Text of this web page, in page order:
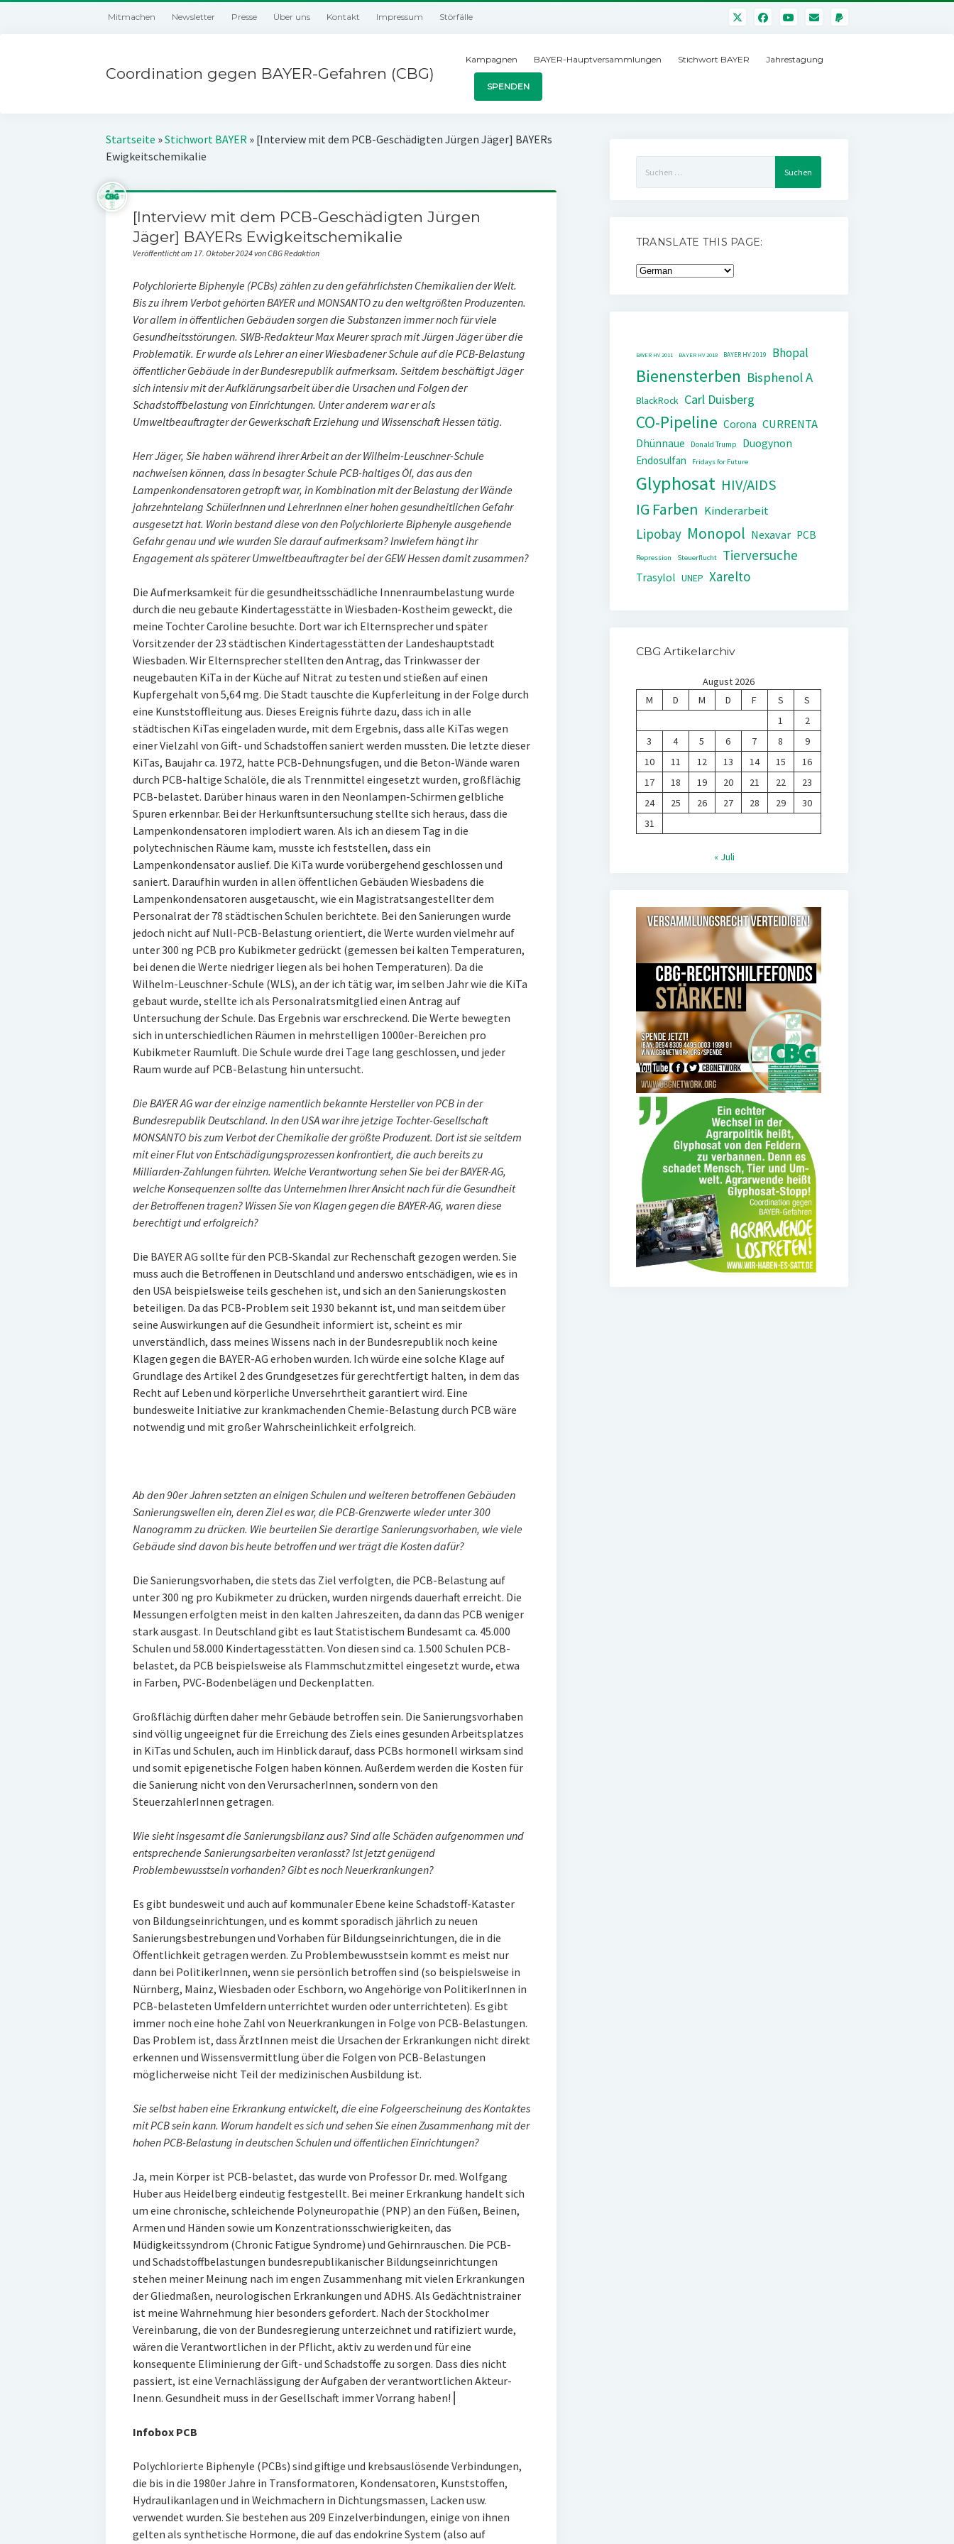
Mitmachen Newsletter Presse Über uns Kontakt Impressum Störfälle
Coordination gegen BAYER-Gefahren (CBG)
Kampagnen BAYER-Hauptversammlungen Stichwort BAYER Jahrestagung
SPENDEN
Startseite »Stichwort BAYER » [Interview mit dem PCB-Geschädigten Jürgen Jäger] BAYERs
Ewigkeitschemikalie
[Interview mit dem PCB-Geschädigten Jürgen
Jäger] BAYERs Ewigkeitschemikalie
Veröffentlicht am 17. Oktober 2024 von CBG Redaktion
Polychlorierte Biphenyle (PCBs) zählen zu den gefährlichsten Chemikalien der Welt.
Bis zu ihrem Verbot gehörten BAYER und MONSANTO zu den weltgrößten Produzenten.
Vor allem in öffentlichen Gebäuden sorgen die Substanzen immer noch für viele
Gesundheitsstörungen. SWB-Redakteur Max Meurer sprach mit Jürgen Jäger über die
Problematik. Er wurde als Lehrer an einer Wiesbadener Schule auf die PCB-Belastung
öffentlicher Gebäude in der Bundesrepublik aufmerksam. Seitdem beschäftigt Jäger
sich intensiv mit der Aufklärungsarbeit über die Ursachen und Folgen der
Schadstoffbelastung von Einrichtungen. Unter anderem war er als
Umweltbeauftragter der Gewerkschaft Erziehung und Wissenschaft Hessen tätig.
Herr Jäger, Sie haben während ihrer Arbeit an der Wilhelm-Leuschner-Schule
nachweisen können, dass in besagter Schule PCB-haltiges Öl, das aus den
Lampenkondensatoren getropft war, in Kombination mit der Belastung der Wände
jahrzehntelang SchülerInnen und LehrerInnen einer hohen gesundheitlichen Gefahr
ausgesetzt hat. Worin bestand diese von den Polychlorierte Biphenyle ausgehende
Gefahr genau und wie wurden Sie darauf aufmerksam? Inwiefern hängt ihr
Engagement als späterer Umweltbeauftragter bei der GEW Hessen damit zusammen?
Die Aufmerksamkeit für die gesundheitsschädliche Innenraumbelastung wurde
durch die neu gebaute Kindertagesstätte in Wiesbaden-Kostheim geweckt, die
meine Tochter Caroline besuchte. Dort war ich Elternsprecher und später
Vorsitzender der 23 städtischen Kindertagesstätten der Landeshauptstadt
Wiesbaden. Wir Elternsprecher stellten den Antrag, das Trinkwasser der
neugebauten KiTa in der Küche auf Nitrat zu testen und stießen auf einen
Kupfergehalt von 5,64 mg. Die Stadt tauschte die Kupferleitung in der Folge durch
eine Kunststoffleitung aus. Dieses Ereignis führte dazu, dass ich in alle
städtischen KiTas eingeladen wurde, mit dem Ergebnis, dass alle KiTas wegen
einer Vielzahl von Gift- und Schadstoffen saniert werden mussten. Die letzte dieser
KiTas, Baujahr ca. 1972, hatte PCB-Dehnungsfugen, und die Beton-Wände waren
durch PCB-haltige Schalöle, die als Trennmittel eingesetzt wurden, großflächig
PCB-belastet. Darüber hinaus waren in den Neonlampen-Schirmen gelbliche
Spuren erkennbar. Bei der Herkunftsuntersuchung stellte sich heraus, dass die
Lampenkondensatoren implodiert waren. Als ich an diesem Tag in die
polytechnischen Räume kam, musste ich feststellen, dass ein
Lampenkondensator auslief. Die KiTa wurde vorübergehend geschlossen und
saniert. Daraufhin wurden in allen öffentlichen Gebäuden Wiesbadens die
Lampenkondensatoren ausgetauscht, wie ein Magistratsangestellter dem
Personalrat der 78 städtischen Schulen berichtete. Bei den Sanierungen wurde
jedoch nicht auf Null-PCB-Belastung orientiert, die Werte wurden vielmehr auf
unter 300 ng PCB pro Kubikmeter gedrückt (gemessen bei kalten Temperaturen,
bei denen die Werte niedriger liegen als bei hohen Temperaturen). Da die
Wilhelm-Leuschner-Schule (WLS), an der ich tätig war, im selben Jahr wie die KiTa
gebaut wurde, stellte ich als Personalratsmitglied einen Antrag auf
Untersuchung der Schule. Das Ergebnis war erschreckend. Die Werte bewegten
sich in unterschiedlichen Räumen in mehrstelligen 1000er-Bereichen pro
Kubikmeter Raumluft. Die Schule wurde drei Tage lang geschlossen, und jeder
Raum wurde auf PCB-Belastung hin untersucht.
Die BAYER AG war der einzige namentlich bekannte Hersteller von PCB in der
Bundesrepublik Deutschland. In den USA war ihre jetzige Tochter-Gesellschaft
MONSANTO bis zum Verbot der Chemikalie der größte Produzent. Dort ist sie seitdem
mit einer Flut von Entschädigungsprozessen konfrontiert, die auch bereits zu
Milliarden-Zahlungen führten. Welche Verantwortung sehen Sie bei der BAYER-AG,
welche Konsequenzen sollte das Unternehmen Ihrer Ansicht nach für die Gesundheit
der Betroffenen tragen? Wissen Sie von Klagen gegen die BAYER-AG, waren diese
berechtigt und erfolgreich?
Die BAYER AG sollte für den PCB-Skandal zur Rechenschaft gezogen werden. Sie
muss auch die Betroffenen in Deutschland und anderswo entschädigen, wie es in
den USA beispielsweise teils geschehen ist, und sich an den Sanierungskosten
beteiligen. Da das PCB-Problem seit 1930 bekannt ist, und man seitdem über
seine Auswirkungen auf die Gesundheit informiert ist, scheint es mir
unverständlich, dass meines Wissens nach in der Bundesrepublik noch keine
Klagen gegen die BAYER-AG erhoben wurden. Ich würde eine solche Klage auf
Grundlage des Artikel 2 des Grundgesetzes für gerechtfertigt halten, in dem das
Recht auf Leben und körperliche Unversehrtheit garantiert wird. Eine
bundesweite Initiative zur krankmachenden Chemie-Belastung durch PCB wäre
notwendig und mit großer Wahrscheinlichkeit erfolgreich.
Ab den 90er Jahren setzten an einigen Schulen und weiteren betroffenen Gebäuden
Sanierungswellen ein, deren Ziel es war, die PCB-Grenzwerte wieder unter 300
Nanogramm zu drücken. Wie beurteilen Sie derartige Sanierungsvorhaben, wie viele
Gebäude sind davon bis heute betroffen und wer trägt die Kosten dafür?
Die Sanierungsvorhaben, die stets das Ziel verfolgten, die PCB-Belastung auf
unter 300 ng pro Kubikmeter zu drücken, wurden nirgends dauerhaft erreicht. Die
Messungen erfolgten meist in den kalten Jahreszeiten, da dann das PCB weniger
stark ausgast. In Deutschland gibt es laut Statistischem Bundesamt ca. 45.000
Schulen und 58.000 Kindertagesstätten. Von diesen sind ca. 1.500 Schulen PCB-
belastet, da PCB beispielsweise als Flammschutzmittel eingesetzt wurde, etwa
in Farben, PVC-Bodenbelägen und Deckenplatten.
Großflächig dürften daher mehr Gebäude betroffen sein. Die Sanierungsvorhaben
sind völlig ungeeignet für die Erreichung des Ziels eines gesunden Arbeitsplatzes
in KiTas und Schulen, auch im Hinblick darauf, dass PCBs hormonell wirksam sind
und somit epigenetische Folgen haben können. Außerdem werden die Kosten für
die Sanierung nicht von den VerursacherInnen, sondern von den
SteuerzahlerInnen getragen.
Wie sieht insgesamt die Sanierungsbilanz aus? Sind alle Schäden aufgenommen und
entsprechende Sanierungsarbeiten veranlasst? Ist jetzt genügend
Problembewusstsein vorhanden? Gibt es noch Neuerkrankungen?
Es gibt bundesweit und auch auf kommunaler Ebene keine Schadstoff-Kataster
von Bildungseinrichtungen, und es kommt sporadisch jährlich zu neuen
Sanierungsbestrebungen und Vorhaben für Bildungseinrichtungen, die in die
Öffentlichkeit getragen werden. Zu Problembewusstsein kommt es meist nur
dann bei PolitikerInnen, wenn sie persönlich betroffen sind (so beispielsweise in
Nürnberg, Mainz, Wiesbaden oder Eschborn, wo Angehörige von PolitikerInnen in
PCB-belasteten Umfeldern unterrichtet wurden oder unterrichteten). Es gibt
immer noch eine hohe Zahl von Neuerkrankungen in Folge von PCB-Belastungen.
Das Problem ist, dass ÄrztInnen meist die Ursachen der Erkrankungen nicht direkt
erkennen und Wissensvermittlung über die Folgen von PCB-Belastungen
möglicherweise nicht Teil der medizinischen Ausbildung ist.
Sie selbst haben eine Erkrankung entwickelt, die eine Folgeerscheinung des Kontaktes
mit PCB sein kann. Worum handelt es sich und sehen Sie einen Zusammenhang mit der
hohen PCB-Belastung in deutschen Schulen und öffentlichen Einrichtungen?
Ja, mein Körper ist PCB-belastet, das wurde von Professor Dr. med. Wolfgang
Huber aus Heidelberg eindeutig festgestellt. Bei meiner Erkrankung handelt sich
um eine chronische, schleichende Polyneuropathie (PNP) an den Füßen, Beinen,
Armen und Händen sowie um Konzentrationsschwierigkeiten, das
Müdigkeitssyndrom (Chronic Fatigue Syndrome) und Gehirnrauschen. Die PCB-
und Schadstoffbelastungen bundesrepublikanischer Bildungseinrichtungen
stehen meiner Meinung nach im engen Zusammenhang mit vielen Erkrankungen
der Gliedmaßen, neurologischen Erkrankungen und ADHS. Als Gedächtnistrainer
ist meine Wahrnehmung hier besonders gefordert. Nach der Stockholmer
Vereinbarung, die von der Bundesregierung unterzeichnet und ratifiziert wurde,
wären die Verantwortlichen in der Pflicht, aktiv zu werden und für eine
konsequente Eliminierung der Gift- und Schadstoffe zu sorgen. Dass dies nicht
passiert, ist eine Vernachlässigung der Aufgaben der verantwortlichen Akteur-
Inenn. Gesundheit muss in der Gesellschaft immer Vorrang haben! ⎜
Infobox PCB
Polychlorierte Biphenyle (PCBs) sind giftige und krebsauslösende Verbindungen,
die bis in die 1980er Jahre in Transformatoren, Kondensatoren, Kunststoffen,
Hydraulikanlagen und in Weichmachern in Dichtungsmassen, Lacken usw.
verwendet wurden. Sie bestehen aus 209 Einzelverbindungen, einige von ihnen
gelten als synthetische Hormone, die auf das endokrine System (also auf
nach:
TRANSLATE THIS PAGE:
BAYER HV 2011 BAYER HV 2018 BAYER HV 2019 Bhopal
Bienensterben Bisphenol A
BlackRock Carl Duisberg
CO-Pipeline Corona CURRENTA
Dhünnaue Donald Trump
Duogynon
Endosulfan
Fridays for Future
Glyphosat HIV/AIDS
IG Farben Kinderarbeit
Lipobay Monopol Nexavar PCB
Repression Steuerflucht Tierversuche
Trasylol UNEP Xarelto
CBG Artikelarchiv
August 2026
M
D M D F S
S
1
2
3
4 5 6 7 8
9
10
11 12 13 14 15
16
17
18 19 20 21 22
23
24
25 26 27 28 29
30
31
« Juli